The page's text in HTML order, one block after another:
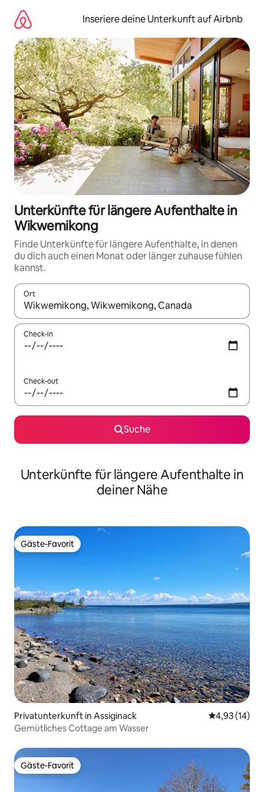
Inhalten
springen
Inseriere deine Unterkunft auf Airbnb
Unterkünfte für längere Aufenthalte in
Wikwemikong
Finde Unterkünfte für längere Aufenthalte, in denen
du dich auch einen Monat oder länger zuhause fühlen
kannst.
Ort
Wenn Ergebnisse verfügbar sind, navigiere mit den
Check-in
Check-out
Suche
Unterkünfte für längere Aufenthalte in
deiner Nähe
Gäste-Favorit
Gäste-Favorit
Privatunterkunft in Assiginack
4,93 (14)
Gemütliches Cottage am Wasser
Gäste-Favorit
Gäste-Favorit